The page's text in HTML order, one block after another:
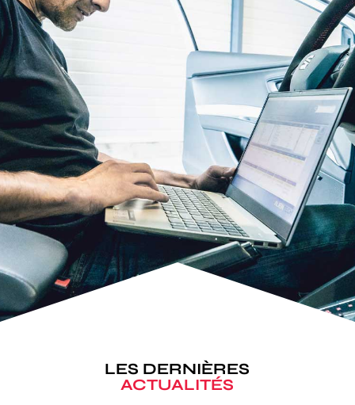
LES DERNIÈRES
ACTUALITÉS